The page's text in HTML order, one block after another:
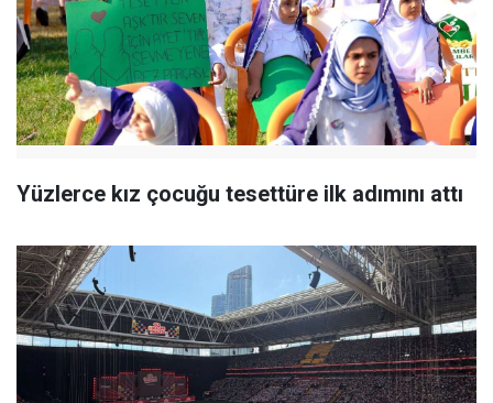
Yüzlerce kız çocuğu tesettüre ilk adımını attı